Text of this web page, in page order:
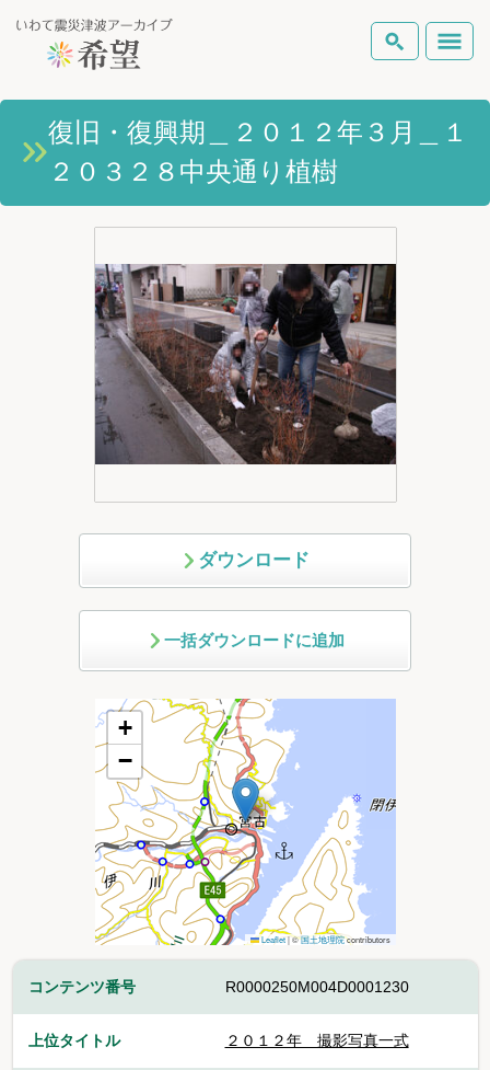
いわて震災津波アーカイブとは
岩手県の被害状況
ピックアップコンテンツ
Foreign Laguage
検索
復旧・復興期＿２０１２年３月＿１
２０３２８中央通り植樹
ダウンロード
一括ダウンロードに追加
+
−
Leaflet|©国土地理院contributors
コンテンツ番号 R0000250M004D0001230
上位タイトル ２０１２年 撮影写真一式